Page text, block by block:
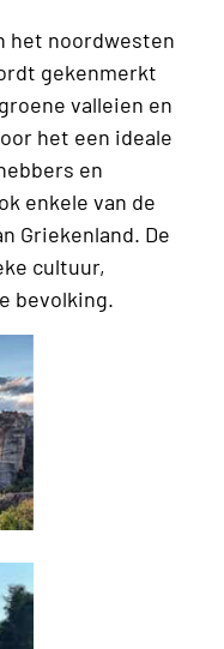
het noordwesten
gekenmerkt
valleien en
het een ideale
en
enkele van de
Griekenland. De
cultuur,
bevolking.